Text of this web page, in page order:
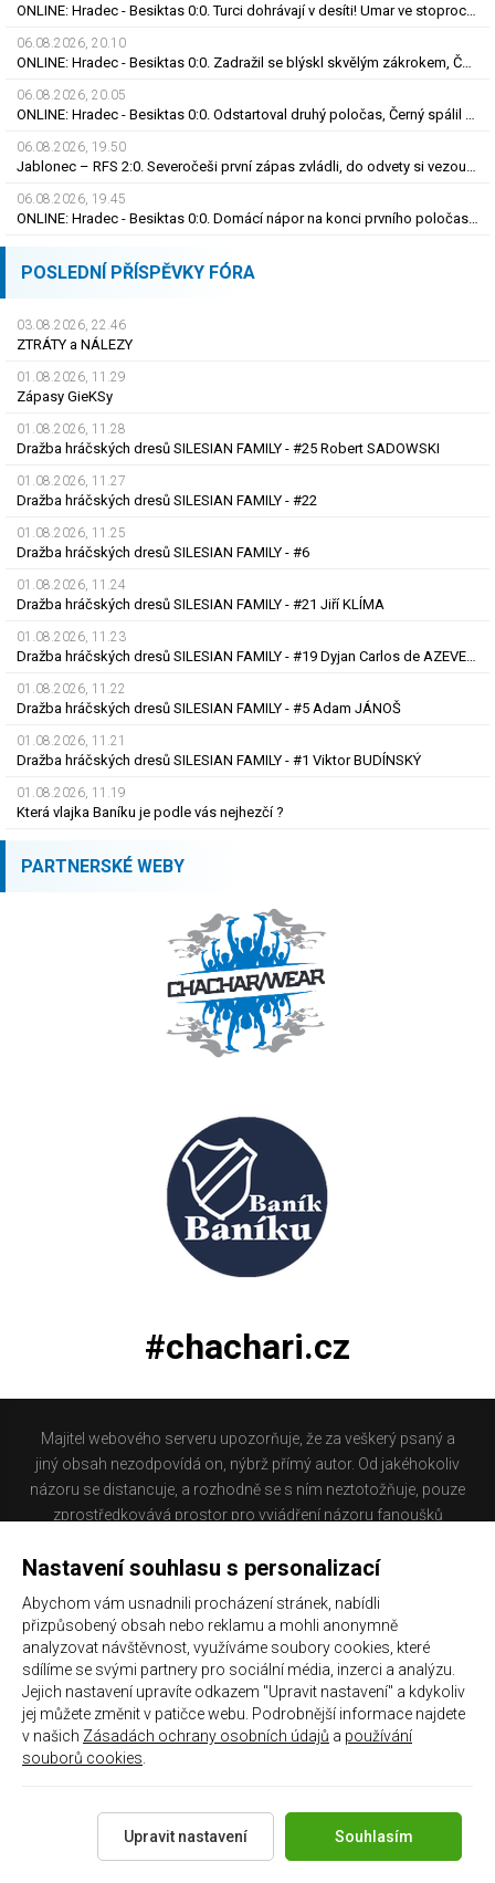
ONLINE: Hradec - Besiktas 0:0. Turci dohrávají v desíti! Umar ve stoprocentní šanci selhal
06.08.2026, 20.10
ONLINE: Hradec - Besiktas 0:0. Zadražil se blýskl skvělým zákrokem, Černý nedal tutovku
06.08.2026, 20.05
ONLINE: Hradec - Besiktas 0:0. Odstartoval druhý poločas, Černý spálil obrovskou šanci
06.08.2026, 19.50
Jablonec – RFS 2:0. Severočeši první zápas zvládli, do odvety si vezou nadějný náskok
06.08.2026, 19.45
ONLINE: Hradec - Besiktas 0:0. Domácí nápor na konci prvního poločasu, branka zatím nepadla
POSLEDNÍ PŘÍSPĚVKY FÓRA
03.08.2026, 22.46
ZTRÁTY a NÁLEZY
01.08.2026, 11.29
Zápasy GieKSy
01.08.2026, 11.28
Dražba hráčských dresů SILESIAN FAMILY - #25 Robert SADOWSKI
01.08.2026, 11.27
Dražba hráčských dresů SILESIAN FAMILY - #22
01.08.2026, 11.25
Dražba hráčských dresů SILESIAN FAMILY - #6
01.08.2026, 11.24
Dražba hráčských dresů SILESIAN FAMILY - #21 Jiří KLÍMA
01.08.2026, 11.23
Dražba hráčských dresů SILESIAN FAMILY - #19 Dyjan Carlos de AZEVEDO
01.08.2026, 11.22
Dražba hráčských dresů SILESIAN FAMILY - #5 Adam JÁNOŠ
01.08.2026, 11.21
Dražba hráčských dresů SILESIAN FAMILY - #1 Viktor BUDÍNSKÝ
01.08.2026, 11.19
Která vlajka Baníku je podle vás nejhezčí ?
PARTNERSKÉ WEBY
#chachari.cz
Majitel webového serveru upozorňuje, že za veškerý psaný a
jiný obsah nezodpovídá on, nýbrž přímý autor. Od jakéhokoliv
názoru se distancuje, a rozhodně se s ním neztotožňuje, pouze
zprostředkovává prostor pro vyjádření názoru fanoušků
nacházíte obsahuje materiál, který někteří lidé mohou
nejsou dle právní úpravy zákona č. 480/2004 Sb., o některých
službách informační společnosti a o změně některých zákonů
(zákon o některých službách informační společnosti) a
zejména §6 citovaného zákona, odpovědni za příspěvky
návštěvníků těchto stránek.
Galerie|Historie
Copyright 2021 ©Chachaři.czVšechna práva vyhrazena.
Created by
Nastavení souhlasu s personalizací
Abychom vám usnadnili procházení stránek, nabídli
přizpůsobený obsah nebo reklamu a mohli anonymně
analyzovat návštěvnost, využíváme soubory cookies, které
sdílíme se svými partnery pro sociální média, inzerci a analýzu.
Jejich nastavení upravíte odkazem "Upravit nastavení" a kdykoliv
jej můžete změnit v patičce webu. Podrobnější informace najdete
v našich Zásadách ochrany osobních údajů a používání
souborů cookies
Souhlasím
Upravit nastavení